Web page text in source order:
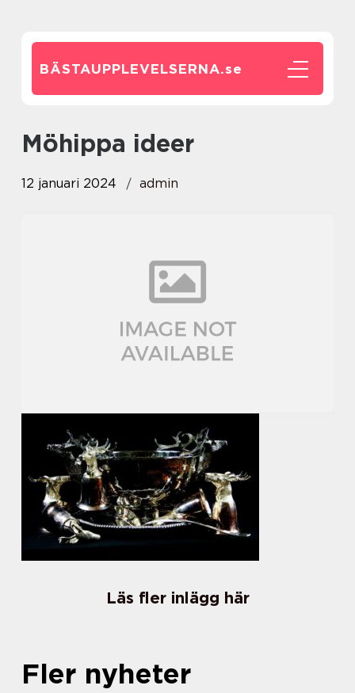
BÄSTAUPPLEVELSERNA.se
möhippa ideer
12 januari 2024 admin
Läs fler inlägg här
Fler nyheter